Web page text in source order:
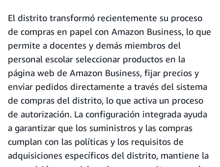
El distrito transformó recientemente su proceso
de compras en papel con Amazon Business, lo que
permite a docentes y demás miembros del
personal escolar seleccionar productos en la
página web de Amazon Business, fijar precios y
enviar pedidos directamente a través del sistema
de compras del distrito, lo que activa un proceso
de autorización. La configuración integrada ayuda
a garantizar que los suministros y las compras
cumplan con las políticas y los requisitos de
adquisiciones específicos del distrito, mantiene la